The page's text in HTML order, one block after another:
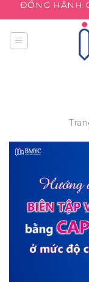
to
content
ĐỒNG HÀNH